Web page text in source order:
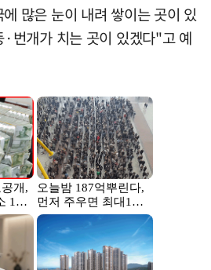
많은 눈이 내려 쌓이는 곳이 있
번개가 치는 곳이 있겠다"고 예